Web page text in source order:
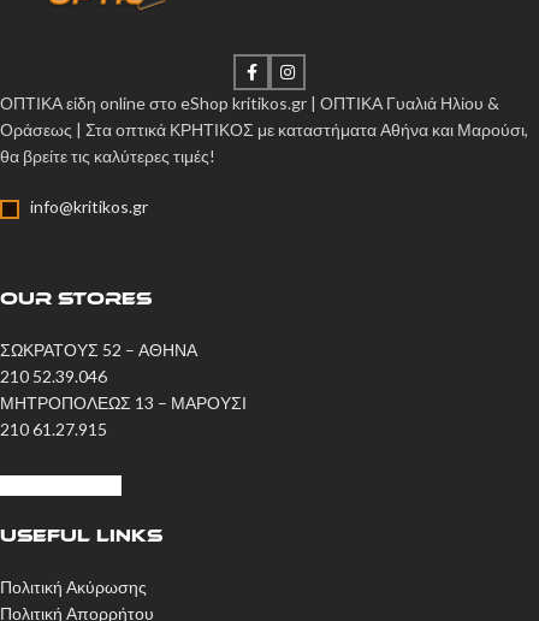
ΟΠΤΙΚΑ είδη online στο eShop kritikos.gr | ΟΠΤΙΚΑ Γυαλιά Ηλίου &
Οράσεως | Στα οπτικά ΚΡΗΤΙΚΟΣ με καταστήματα Αθήνα και Μαρούσι,
θα βρείτε τις καλύτερες τιμές!
info@kritikos.gr
OUR STORES
ΣΩΚΡΑΤΟΥΣ 52 – ΑΘΗΝΑ
210 52.39.046
ΜΗΤΡΟΠΟΛΕΩΣ 13 – ΜΑΡΟΥΣΙ
210 61.27.915
USEFUL LINKS
Πολιτική Ακύρωσης
Πολιτική Απορρήτου